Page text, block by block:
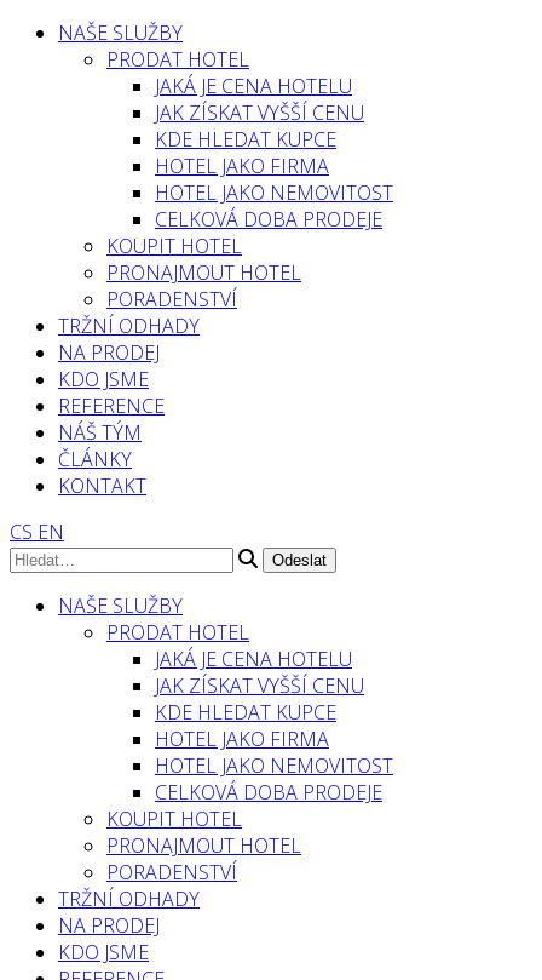
NAŠE SLUŽBY
PRODAT HOTEL
JAKÁ JE CENA HOTELU
JAK ZÍSKAT VYŠŠÍ CENU
KDE HLEDAT KUPCE
HOTEL JAKO FIRMA
HOTEL JAKO NEMOVITOST
CELKOVÁ DOBA PRODEJE
KOUPIT HOTEL
PRONAJMOUT HOTEL
PORADENSTVÍ
TRŽNÍ ODHADY
NA PRODEJ
KDO JSME
REFERENCE
NÁŠ TÝM
ČLÁNKY
KONTAKT
CS EN
NAŠE SLUŽBY
PRODAT HOTEL
JAKÁ JE CENA HOTELU
JAK ZÍSKAT VYŠŠÍ CENU
KDE HLEDAT KUPCE
HOTEL JAKO FIRMA
HOTEL JAKO NEMOVITOST
CELKOVÁ DOBA PRODEJE
KOUPIT HOTEL
PRONAJMOUT HOTEL
PORADENSTVÍ
TRŽNÍ ODHADY
NA PRODEJ
KDO JSME